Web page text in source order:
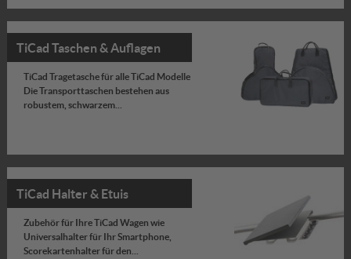
TiCad Taschen & Auflagen
TiCad Tragetasche für alle TiCad Modelle
Die Transporttaschen bestehen aus
robustem, schwarzem...
TiCad Halter & Etuis
Zubehör für Ihre TiCad Wagen wie
Universalhalter für Ihr Smartphone,
Scorekartenhalter für den...